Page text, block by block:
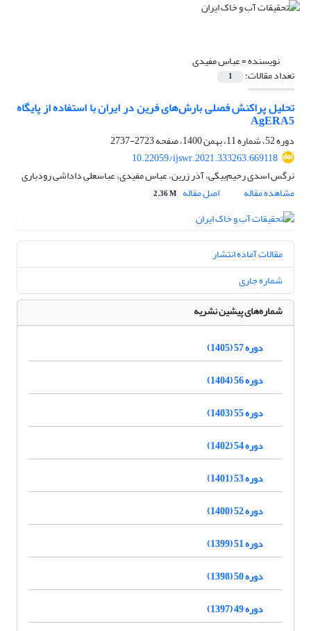
نویسنده =عباس مفیدی
تعداد مقالات: 1
تحلیل پراکنش فصلی بارش‌های فرین در ایران با استفاده از پایگاه
AgERA5
دوره 52، شماره 11، بهمن 1400، صفحه
2723-2737
10.22059/ijswr.2021.333263.669118
نرگس اسدی رحیم‌بیگی، آذر زرین، عباس مفیدی، عباسعلی داداشی رودباری
مشاهده مقاله
اصل مقاله 2.36 M
مقالات آماده انتشار
شماره جاری
شماره‌های پیشین نشریه
دوره 57 (1405)
دوره 56 (1404)
دوره 55 (1403)
دوره 54 (1402)
دوره 53 (1401)
دوره 52 (1400)
دوره 51 (1399)
دوره 50 (1398)
دوره 49 (1397)